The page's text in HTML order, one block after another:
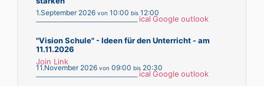
1.September 2026 von 10:00 bis 12:00
ical Google outlook
"Vision Schule" - Ideen für den Unterricht - am
11.11.2026
Join Link
11.November 2026 von 09:00 bis 20:30
ical Google outlook